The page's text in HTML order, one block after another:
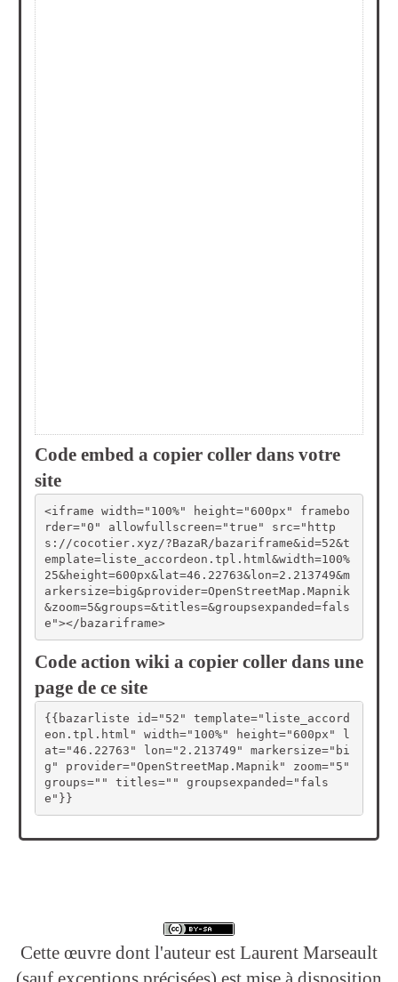
Code embed a copier coller dans votre
site
<iframe width="100%" height="600px" framebo
rder="0" allowfullscreen="true" src="http
s://cocotier.xyz/?BazaR/bazariframe&id=52&t
emplate=liste_accordeon.tpl.html&width=100%
25&height=600px&lat=46.22763&lon=2.213749&m
arkersize=big&provider=OpenStreetMap.Mapnik
&zoom=5&groups=&titles=&groupsexpanded=fals
e"></bazariframe>
Code action wiki a copier coller dans une
page de ce site
{{bazarliste id="52" template="liste_accord
eon.tpl.html" width="100%" height="600px" l
at="46.22763" lon="2.213749" markersize="bi
g" provider="OpenStreetMap.Mapnik" zoom="5"
groups="" titles="" groupsexpanded="fals
e"}}
Cette œuvre dont l'auteur est Laurent Marseault